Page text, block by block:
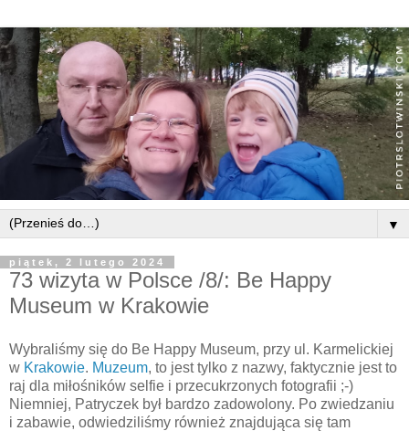
▼
piątek, 2 lutego 2024
73 wizyta w Polsce /8/: Be Happy
Museum w Krakowie
Wybraliśmy się do Be Happy Museum, przy ul. Karmelickiej
w Krakowie. Muzeum, to jest tylko z nazwy, faktycznie jest to
raj dla miłośników selfie i przecukrzonych fotografii ;-)
Niemniej, Patryczek był bardzo zadowolony. Po zwiedzaniu
i zabawie, odwiedziliśmy również znajdująca się tam